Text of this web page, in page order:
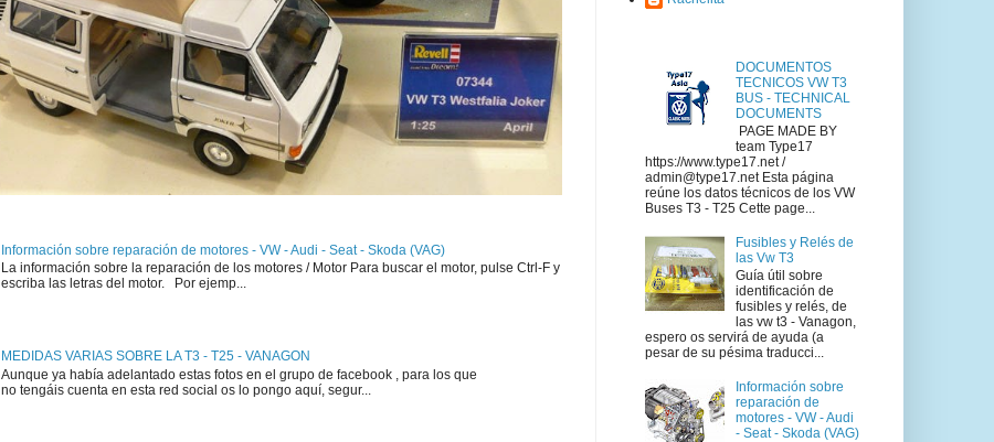
Información sobre reparación de motores - VW - Audi - Seat - Skoda (VAG)
La información sobre la reparación de los motores / Motor Para buscar el motor, pulse Ctrl-F y
escriba las letras del motor. Por ejemp...
MEDIDAS VARIAS SOBRE LA T3 - T25 - VANAGON
Aunque ya había adelantado estas fotos en el grupo de facebook , para los que
no tengáis cuenta en esta red social os lo pongo aquí, segur...
DOCUMENTOS
TECNICOS VW T3
BUS - TECHNICAL
DOCUMENTS
PAGE MADE BY
team Type17
https://www.type17.net /
admin@type17.net Esta página
reúne los datos técnicos de los VW
Buses T3 - T25 Cette page...
Fusibles y Relés de
las Vw T3
Guía útil sobre
identificación de
fusibles y relés, de
las vw t3 - Vanagon,
espero os servirá de ayuda (a
pesar de su pésima traducci...
Información sobre
reparación de
motores - VW - Audi
- Seat - Skoda (VAG)